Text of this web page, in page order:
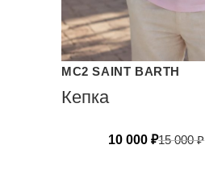
MC2 SAINT BARTH
Кепка
10 000₽15 000₽